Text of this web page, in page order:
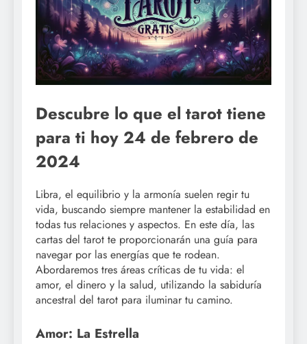
Descubre lo que el tarot tiene
para ti hoy 24 de febrero de
2024
Libra, el equilibrio y la armonía suelen regir tu
vida, buscando siempre mantener la estabilidad en
todas tus relaciones y aspectos. En este día, las
cartas del tarot te proporcionarán una guía para
navegar por las energías que te rodean.
Abordaremos tres áreas críticas de tu vida: el
amor, el dinero y la salud, utilizando la sabiduría
ancestral del tarot para iluminar tu camino.
Amor: La Estrella